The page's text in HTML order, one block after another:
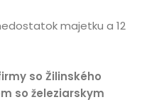
majetku a 12
so Žilinského
so železiarskym